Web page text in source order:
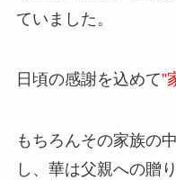
ていました。
日頃の感謝を込めて”
もちろんその家族の
し、華は父親への贈